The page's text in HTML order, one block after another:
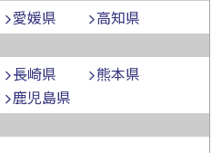
愛媛県
高知県
長崎県
熊本県
鹿児島県